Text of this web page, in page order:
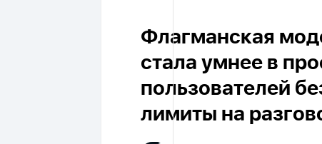
Флагманская
стала умнее в
пользователей
лимиты на